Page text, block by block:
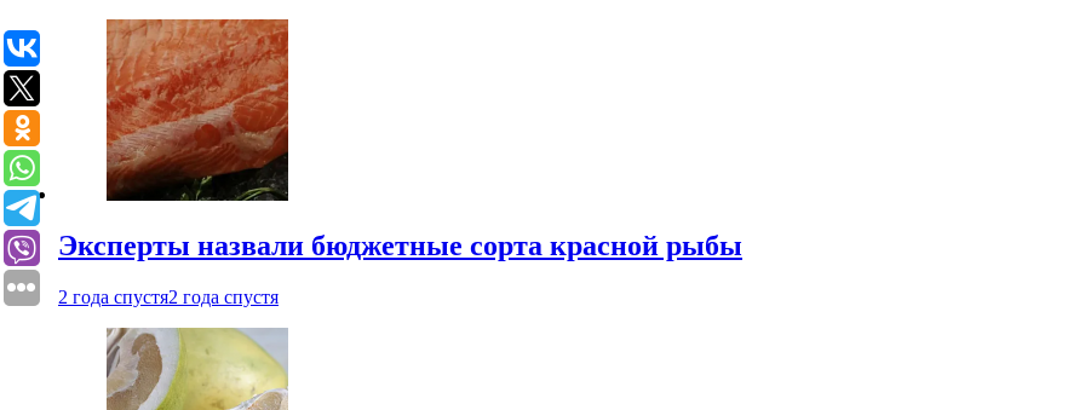
Эксперты назвали бюджетные сорта красной рыбы
2 года спустя2 года спустя